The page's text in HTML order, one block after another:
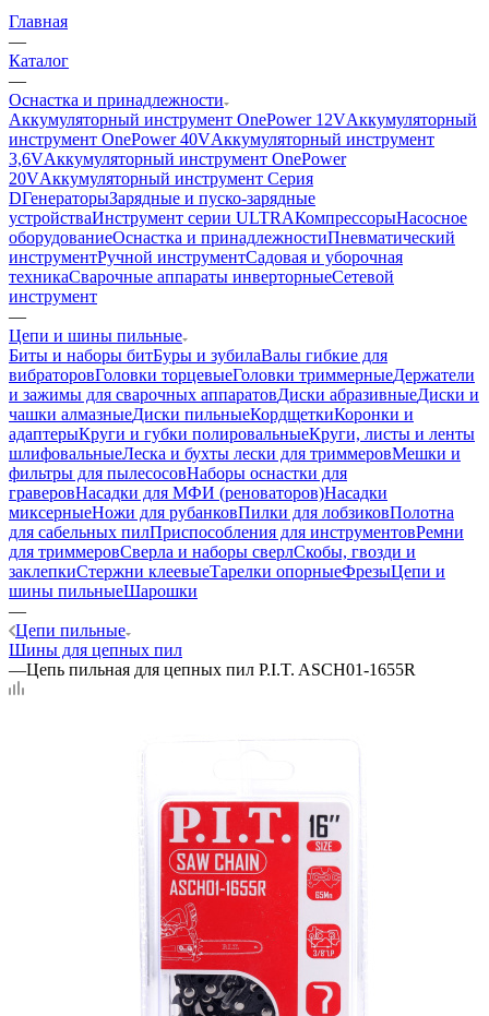
Главная
—
Каталог
—
Оснастка и принадлежности
Аккумуляторный инструмент OnePower 12VАккумуляторный
инструмент OnePower 40VАккумуляторный инструмент
3,6VАккумуляторный инструмент OnePower
20VАккумуляторный инструмент Серия
DГенераторыЗарядные и пуско-зарядные
устройстваИнструмент серии ULTRAКомпрессорыНасосное
оборудованиеОснастка и принадлежностиПневматический
инструментРучной инструментСадовая и уборочная
техникаСварочные аппараты инверторныеСетевой
инструмент
—
Цепи и шины пильные
Биты и наборы битБуры и зубилаВалы гибкие для
вибраторовГоловки торцевыеГоловки триммерныеДержатели
и зажимы для сварочных аппаратовДиски абразивныеДиски и
чашки алмазныеДиски пильныеКордщеткиКоронки и
адаптерыКруги и губки полировальныеКруги, листы и ленты
шлифовальныеЛеска и бухты лески для триммеровМешки и
фильтры для пылесосовНаборы оснастки для
граверовНасадки для МФИ (реноваторов)Насадки
миксерныеНожи для рубанковПилки для лобзиковПолотна
для сабельных пилПриспособления для инструментовРемни
для триммеровСверла и наборы сверлСкобы, гвозди и
заклепкиСтержни клеевыеТарелки опорныеФрезыЦепи и
шины пильныеШарошки
—
Цепи пильные
Шины для цепных пил
—Цепь пильная для цепных пил P.I.T. ASCH01-1655R